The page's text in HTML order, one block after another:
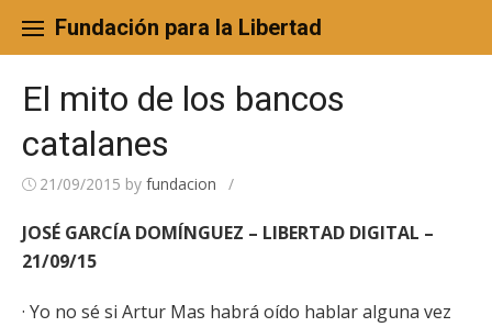
content
Fundación para la Libertad
El mito de los bancos
catalanes
21/09/2015 by fundacion /
JOSÉ GARCÍA DOMÍNGUEZ – LIBERTAD DIGITAL –
21/09/15
· Yo no sé si Artur Mas habrá oído hablar alguna vez